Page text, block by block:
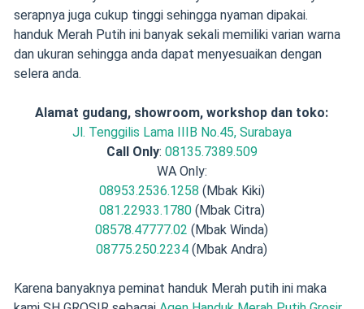
serapnya juga cukup tinggi sehingga nyaman dipakai.
handuk Merah Putih ini banyak sekali memiliki varian warna
dan ukuran sehingga anda dapat menyesuaikan dengan
selera anda.
Alamat gudang, showroom, workshop dan toko:
Jl. Tenggilis Lama IIIB No.45, Surabaya
Call Only: 08135.7389.509
WA Only:
08953.2536.1258 (Mbak Kiki)
081.22933.1780(Mbak Citra)
08578.47777.02 (Mbak Winda)
08775.250.2234 (Mbak Andra)
Karena banyaknya peminat handuk Merah putih ini maka